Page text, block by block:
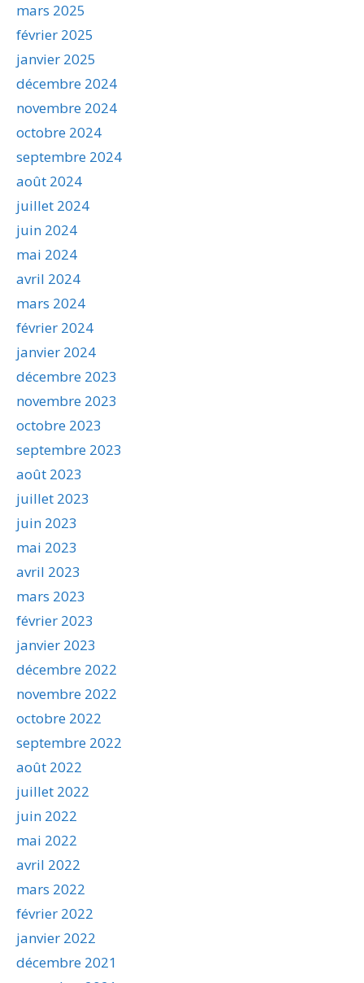
mars 2025
février 2025
janvier 2025
décembre 2024
novembre 2024
octobre 2024
septembre 2024
août 2024
juillet 2024
juin 2024
mai 2024
avril 2024
mars 2024
février 2024
janvier 2024
décembre 2023
novembre 2023
octobre 2023
septembre 2023
août 2023
juillet 2023
juin 2023
mai 2023
avril 2023
mars 2023
février 2023
janvier 2023
décembre 2022
novembre 2022
octobre 2022
septembre 2022
août 2022
juillet 2022
juin 2022
mai 2022
avril 2022
mars 2022
février 2022
janvier 2022
décembre 2021